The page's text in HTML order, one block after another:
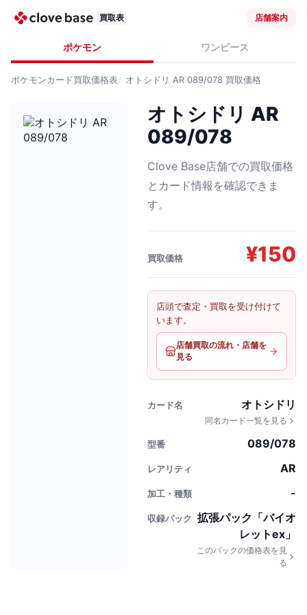
買取表 店舗案内
ポケモン ワンピース
ポケモンカード買取価格表 オトシドリ AR 089/078 買取価格
オトシドリ AR
089/078
Clove Base店舗での買取価格
とカード情報を確認できま
す。
買取価格 ¥150
店頭で査定・買取を受け付けて
います。
店舗買取の流れ・店舗を
見る
カード名 オトシドリ
同名カード一覧を見る
型番 089/078
レアリティ AR
加工・種類 -
収録パック
拡張パック「バイオ
レットex」
このパックの価格表を見
る